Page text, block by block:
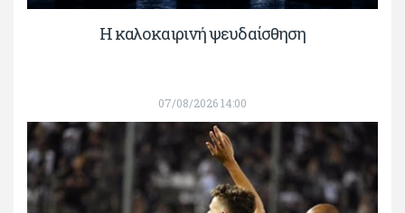
Η καλοκαιρινή ψευδαίσθηση
07/08/2026 14:00